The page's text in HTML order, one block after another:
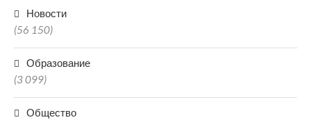
Новости
(56 150)
Образование
(3 099)
Общество